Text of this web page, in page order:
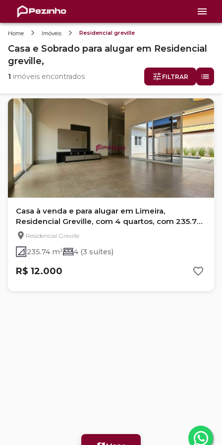
Home Imóveis Residencial greville
Casa e Sobrado para alugar em Residencial
greville,
1 imóveis encontrados FILTRAR
Casa à venda e para alugar em Limeira,
Residencial Greville, com 4 quartos, com 235.74
m²Residencial Greville
235.74 m² 4 (3 suítes)
R$ 12.000